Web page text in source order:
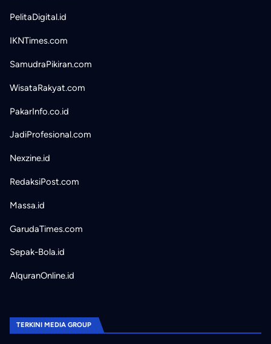
PelitaDigital.id
IKNTimes.com
SamudraPikiran.com
WisataRakyat.com
PakarInfo.co.id
JadiProfesional.com
Nexzine.id
RedaksiPost.com
Massa.id
GarudaTimes.com
Sepak-Bola.id
AlquranOnline.id
TERKINI MEDIA GROUP